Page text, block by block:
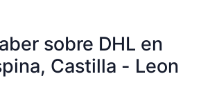
sobre DHL en
Castilla - Leon